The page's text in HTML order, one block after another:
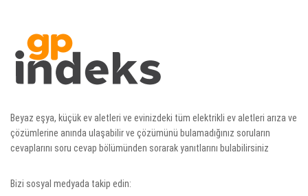
Beyaz eşya, küçük ev aletleri ve evinizdeki tüm elektrikli ev aletleri arıza ve
çözümlerine anında ulaşabilir ve çözümünü bulamadığınız soruların
cevaplarını soru cevap bölümünden sorarak yanıtlarını bulabilirsiniz
Bizi sosyal medyada takip edin: